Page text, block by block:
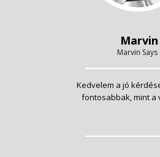
Marvin
Marvin Says
Kedvelem a jó
fontosabbak, mint a